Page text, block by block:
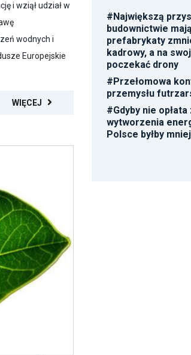
i wziął udział w
wodnych i
Europejskie
WIĘCEJ
#Największą
budownictwie
prefabrykaty
kadrowy, a na
poczekać drony
#Przełomowa
przemysłu
#Gdyby nie
wytworzenia
Polsce byłby